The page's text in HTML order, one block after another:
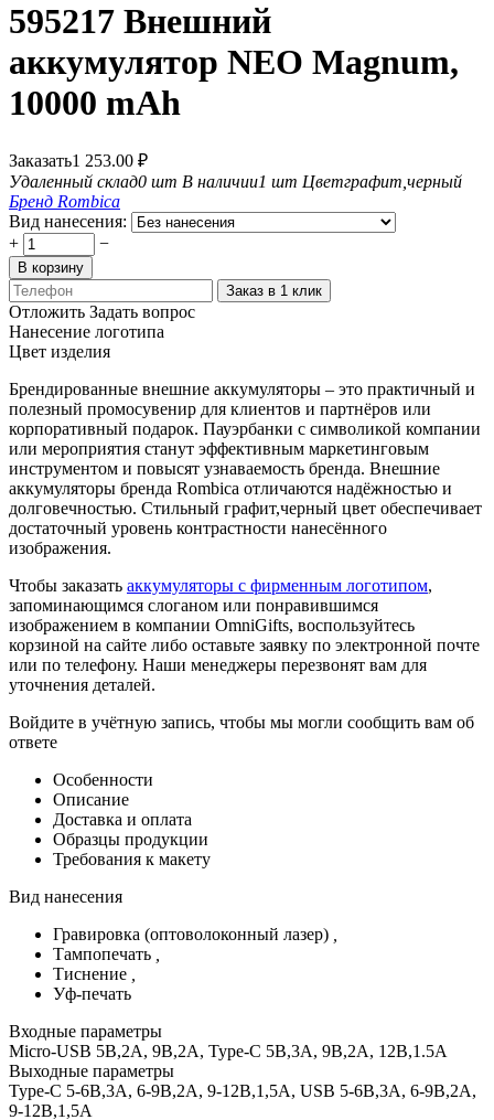
595217 Внешний
аккумулятор NEO Magnum,
10000 mAh
Заказать1 253.00 ₽
Удаленный склад0 шт В наличии1 шт Цветграфит,черный
Бренд Rombica
Вид нанесения:
+
−
В корзину
Заказ в 1 клик
Отложить Задать вопрос
Нанесение логотипа
Цвет изделия
Брендированные внешние аккумуляторы – это практичный и
полезный промосувенир для клиентов и партнёров или
корпоративный подарок. Пауэрбанки с символикой компании
или мероприятия станут эффективным маркетинговым
инструментом и повысят узнаваемость бренда. Внешние
аккумуляторы бренда Rombica отличаются надёжностью и
долговечностью. Стильный графит,черный цвет обеспечивает
достаточный уровень контрастности нанесённого
изображения.
Чтобы заказать аккумуляторы с фирменным логотипом,
запоминающимся слоганом или понравившимся
изображением в компании OmniGifts, воспользуйтесь
корзиной на сайте либо оставьте заявку по электронной почте
или по телефону. Наши менеджеры перезвонят вам для
уточнения деталей.
Войдите в учётную запись, чтобы мы могли сообщить вам об
ответе
Особенности
Описание
Доставка и оплата
Образцы продукции
Требования к макету
Вид нанесения
Гравировка (оптоволоконный лазер)
Тампопечать
Тиснение
Уф-печать
Входные параметры
Micro-USB 5В,2А, 9В,2А, Type-C 5В,3А, 9В,2А, 12В,1.5A
Выходные параметры
Type-C 5-6В,3А, 6-9В,2А, 9-12В,1,5А, USB 5-6В,3А, 6-9В,2А,
9-12В,1,5А